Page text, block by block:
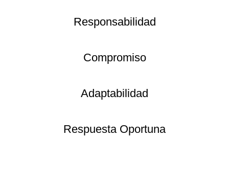
Responsabilidad
Compromiso
Adaptabilidad
Respuesta Oportuna